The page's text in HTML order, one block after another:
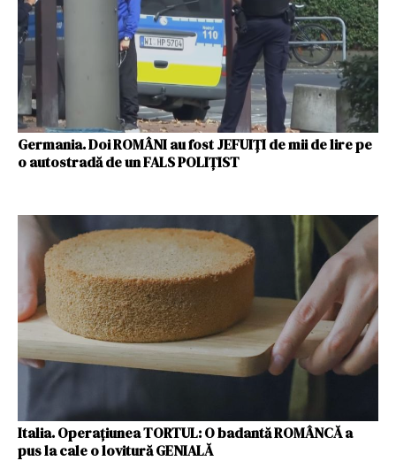
Germania. Doi ROMÂNI au fost JEFUIȚI de mii de lire pe
o autostradă de un FALS POLIȚIST
Italia. Operaţiunea TORTUL: O badantă ROMÂNCĂ a
pus la cale o lovitură GENIALĂ